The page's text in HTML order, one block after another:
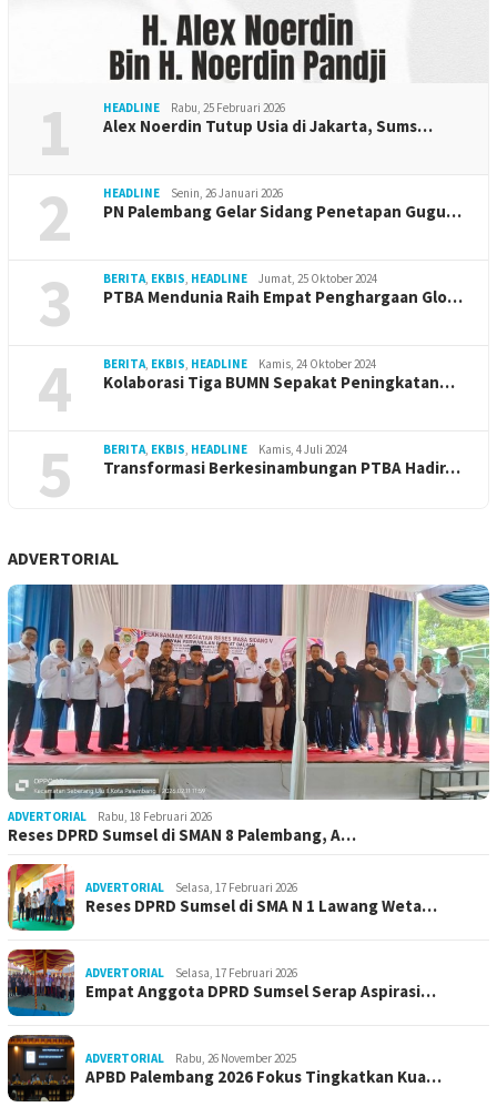
1 HEADLINE Rabu, 25 Februari 2026
Alex Noerdin Tutup Usia di Jakarta, Sums…
2 HEADLINE Senin, 26 Januari 2026
PN Palembang Gelar Sidang Penetapan Gugu…
3 BERITA, EKBIS, HEADLINE Jumat, 25 Oktober 2024
PTBA Mendunia Raih Empat Penghargaan Glo…
4 BERITA, EKBIS, HEADLINE Kamis, 24 Oktober 2024
Kolaborasi Tiga BUMN Sepakat Peningkatan…
5 BERITA, EKBIS, HEADLINE Kamis, 4 Juli 2024
Transformasi Berkesinambungan PTBA Hadir…
ADVERTORIAL
ADVERTORIAL Rabu, 18 Februari 2026
Reses DPRD Sumsel di SMAN 8 Palembang, A…
ADVERTORIAL Selasa, 17 Februari 2026
Reses DPRD Sumsel di SMA N 1 Lawang Weta…
ADVERTORIAL Selasa, 17 Februari 2026
Empat Anggota DPRD Sumsel Serap Aspirasi…
ADVERTORIAL Rabu, 26 November 2025
APBD Palembang 2026 Fokus Tingkatkan Kua…